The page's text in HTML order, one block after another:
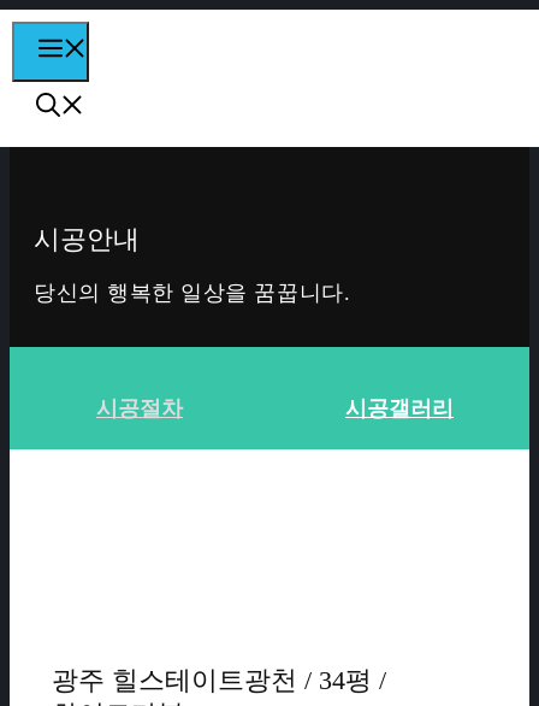
컨텐츠로
건너뛰기
시공안내
당신의 행복한 일상을 꿈꿉니다.
시공절차 시공갤러리
광주 힐스테이트광천 / 34평 /